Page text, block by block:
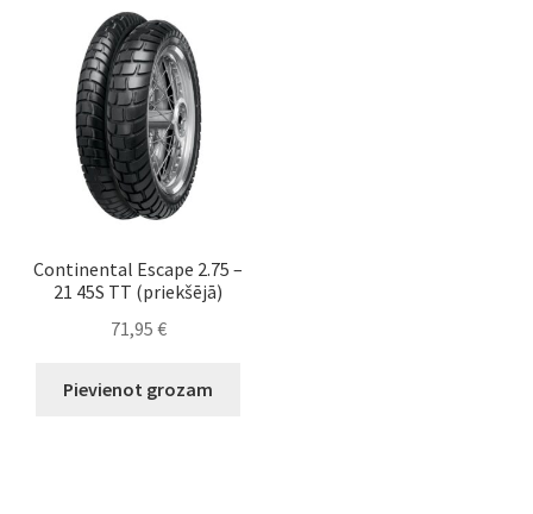
Continental Escape 2.75 –
21 45S TT (priekšējā)
71,95 €
Pievienot grozam